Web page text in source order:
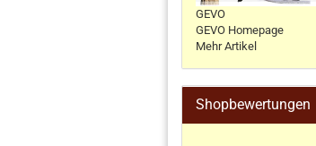
GEVO
GEVO Homepage
Mehr Artikel
Shopbewertungen